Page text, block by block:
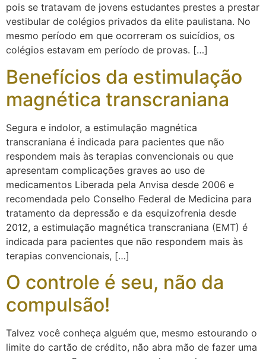
pois se tratavam de jovens estudantes prestes a prestar
vestibular de colégios privados da elite paulistana. No
mesmo período em que ocorreram os suicídios, os
colégios estavam em período de provas. […]
Benefícios da estimulação
magnética transcraniana
Segura e indolor, a estimulação magnética
transcraniana é indicada para pacientes que não
respondem mais às terapias convencionais ou que
apresentam complicações graves ao uso de
medicamentos Liberada pela Anvisa desde 2006 e
recomendada pelo Conselho Federal de Medicina para
tratamento da depressão e da esquizofrenia desde
2012, a estimulação magnética transcraniana (EMT) é
indicada para pacientes que não respondem mais às
terapias convencionais, […]
O controle é seu, não da
compulsão!
Talvez você conheça alguém que, mesmo estourando o
limite do cartão de crédito, não abra mão de fazer uma